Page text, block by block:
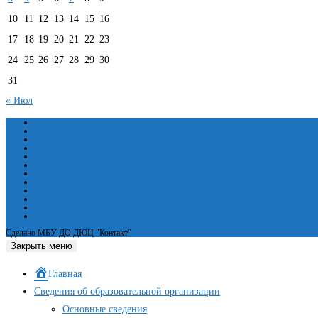
10
11 12 13 14 15 16
17
18 19 20 21 22 23
24 25 26 27 28 29 30
31
« Июл
Сделано МБУ ДО ДЮЦ "Контакт"
Закрыть меню
Главная
Сведения об образовательной организации
Основные сведения